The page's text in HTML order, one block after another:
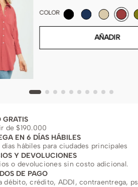
COLOR
AÑADIR
GRATIS
de $190.000
EN 6 DÍAS HÁBILES
días hábiles para ciudades principales
Y DEVOLUCIONES
o devoluciones sin costo adicional.
DE PAGO
débito, crédito, ADDI, contraentrega,